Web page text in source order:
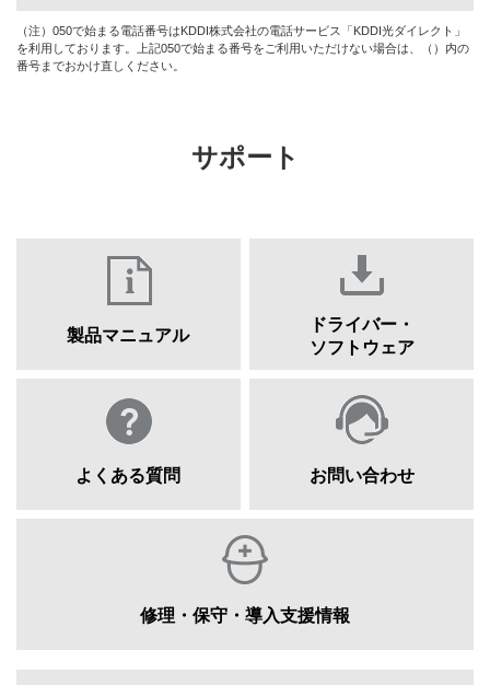
（注）050で始まる電話番号はKDDI株式会社の電話サービス「KDDI光ダイレクト」
を利用しております。上記050で始まる番号をご利用いただけない場合は、（）内の
番号までおかけ直しください。
サポート
製品マニュアル
ドライバー・
ソフトウェア
よくある質問 お問い合わせ
修理・保守・導入支援情報